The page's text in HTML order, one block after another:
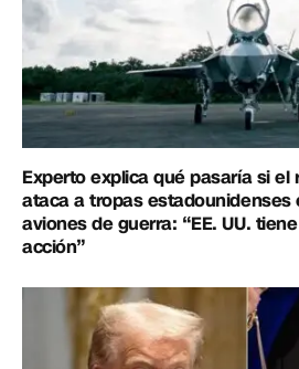
Experto explica qué pasaría si el
ataca a tropas estadounidenses
aviones de guerra: “EE. UU.
acción”